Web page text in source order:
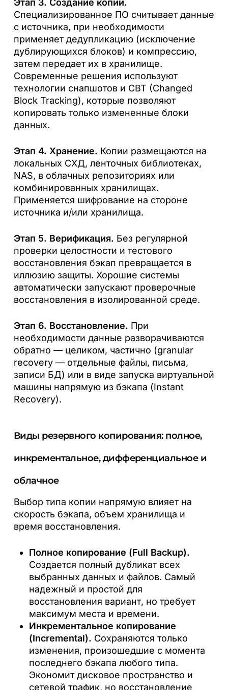
Специализированное ПО считывает данные
с источника, при необходимости
применяет дедупликацию (исключение
дублирующихся блоков) и компрессию,
затем передает их в хранилище.
Современные решения используют
технологии снапшотов и CBT (Changed
Block Tracking), которые позволяют
копировать только измененные блоки
данных.
Этап 4. Хранение. Копии размещаются на
локальных СХД, ленточных библиотеках,
NAS, в облачных репозиториях или
комбинированных хранилищах.
Применяется шифрование на стороне
источника и/или хранилища.
Этап 5. Верификация. Без регулярной
проверки целостности и тестового
восстановления бэкап превращается в
иллюзию защиты. Хорошие системы
автоматически запускают проверочные
восстановления в изолированной среде.
Этап 6. Восстановление. При
необходимости данные разворачиваются
обратно — целиком, частично (granular
recovery — отдельные файлы, письма,
записи БД) или в виде запуска виртуальной
машины напрямую из бэкапа (Instant
Recovery).
Виды резервного копирования: полное,
инкрементальное, дифференциальное и
облачное
Выбор типа копии напрямую влияет на
скорость бэкапа, объем хранилища и
время восстановления.
Полное копирование (Full Backup).
Создается полный дубликат всех
выбранных данных и файлов. Самый
надежный и простой для
восстановления вариант, но требует
максимум места и времени.
Инкрементальное копирование
(Incremental). Сохраняются только
изменения, произошедшие с момента
последнего бэкапа любого типа.
Экономит дисковое пространство и
сетевой трафик, но восстановление